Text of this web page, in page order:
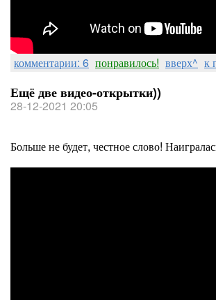
комментарии: 6 понравилось! вверх^ к
Ещё две видео-открытки))
28-12-2021 20:05
Больше не будет, честное слово!